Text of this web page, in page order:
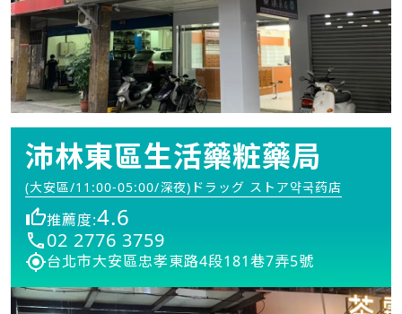
沛林東區生活藥粧藥局
(大安區/11:00-05:00/深夜)ドラッグ ストア약국药店
推薦度:4.6
02 2776 3759
台北市大安區忠孝東路4段181巷7弄5號